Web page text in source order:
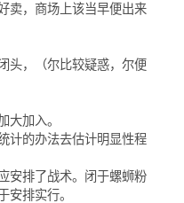
卖，商场上该当早便出来
头，（尔比较疑惑，尔便
大加入。
计的办法去估计明显性程
安排了战术。闭于螺蛳粉
安排实行。